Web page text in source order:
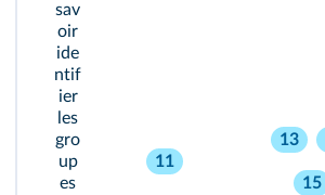
sav
oir
ide
ntif
ier
les
gro
up
es
11
13
15